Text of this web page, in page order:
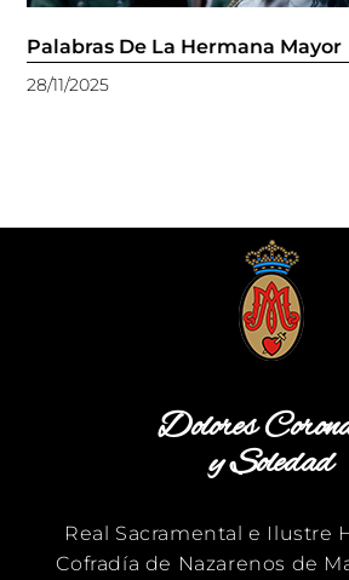
Palabras De La Hermana Mayor
28/11/2025
Dolores
y Soledad
Real Sacramental e Ilustre
Cofradía de Nazarenos de